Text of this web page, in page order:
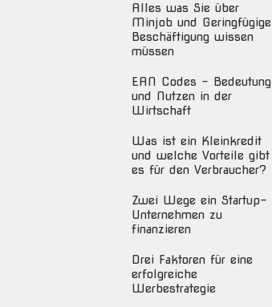
Alles was Sie über
Minjob und Geringfügige
Beschäftigung wissen
müssen
EAN Codes – Bedeutung
und Nutzen in der
Wirtschaft
Was ist ein Kleinkredit
und welche Vorteile gibt
es für den Verbraucher?
Zwei Wege ein Startup-
Unternehmen zu
finanzieren
Drei Faktoren für eine
erfolgreiche
Werbestrategie